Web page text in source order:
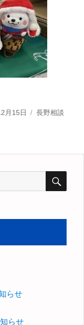
月15日
カ
長野相談
らせ
らせ